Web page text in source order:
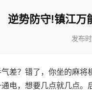
逆势防守!镇江万
发布
差？错了，你坐的麻将
电，想要几点就几点。